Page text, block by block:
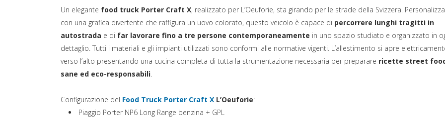
Un elegante food truck Porter Craft X, realizzato per L’Oeuforie, sta girando per le strade della Svizzera.
con una grafica divertente che raffigura un uovo colorato, questo veicolo è capace di percorrere lunghi tragitti in
autostrada e di far lavorare fino a tre persone contemporaneamente in uno spazio studiato e organizzato in
dettaglio. Tutti i materiali e gli impianti utilizzati sono conformi alle normative vigenti. L’allestimento si apre
verso l’alto presentando una cucina completa di tutta la strumentazione necessaria per preparare ricette street
sane ed eco-responsabili.
Configurazione del Food Truck Porter Craft X L’Oeuforie:
Piaggio Porter NP6 Long Range benzina + GPL